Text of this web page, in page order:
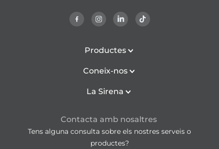
Productes
Coneix-nos
La Sirena
Contacta amb nosaltres
Tens alguna consulta sobre els nostres serveis o
productes?